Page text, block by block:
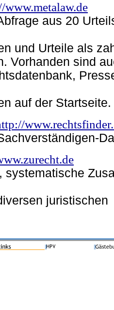
www.metalaw.de
aus 20
und Urteile als
Vorhanden sind
auf der Startseite.
systematische
juristischen